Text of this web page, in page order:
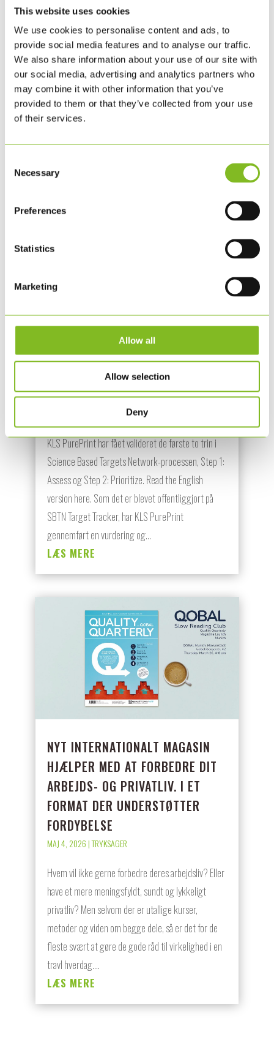
This website uses cookies
We use cookies to personalise content and ads, to
provide social media features and to analyse our traffic.
We also share information about your use of our site with
our social media, advertising and analytics partners who
may combine it with other information that you’ve
provided to them or that they’ve collected from your use
of their services.
Selection
Necessary
Preferences
Statistics
Marketing
Allow all
Allow selection
Deny
NATURE
MAJ 6, 2026|ØVRIGT
KLS PurePrint has had the first two steps of the
Science Based Targets Network process, Step 1:
Assess and Step 2: Prioritize, validated. Læs
nyheden på dansk her. As published on the SBTN
LÆS MERE
KLS PUREPRINT FÅR VALIDERET
KORTLÆGNING OG PRIORITERING
AF SINE NATURPÅVIRKNINGER
KLS PurePrint har fået valideret de første to trin i
Science Based Targets Network-processen, Step 1:
Assess og Step 2: Prioritize. Read the English
version here. Som det er blevet offentliggjort på
SBTN Target Tracker, har KLS PurePrint
gennemført en vurdering og...
LÆS MERE
NYT INTERNATIONALT MAGASIN
HJÆLPER MED AT FORBEDRE DIT
ARBEJDS- OG PRIVATLIV. I ET
FORMAT DER UNDERSTØTTER
FORDYBELSE
MAJ 4, 2026|TRYKSAGER
Hvem vil ikke gerne forbedre deres arbejdsliv? Eller
have et mere meningsfyldt, sundt og lykkeligt
privatliv? Men selvom der er utallige kurser,
metoder og viden om begge dele, så er det for de
fleste svært at gøre de gode råd til virkelighed i en
travl hverdag....
LÆS MERE